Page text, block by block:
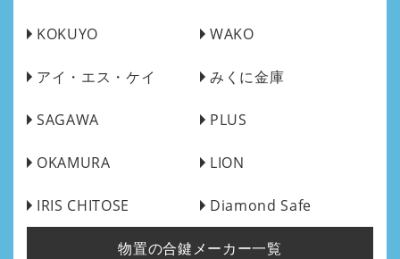
KOKUYO WAKO
アイ・エス・ケイ みくに金庫
SAGAWA PLUS
OKAMURA LION
IRIS CHITOSE Diamond Safe
物置の合鍵メーカー一覧